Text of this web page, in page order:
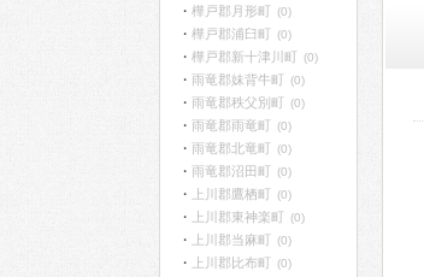
樺戸郡月形町 (0)
樺戸郡浦臼町 (0)
樺戸郡新十津川町 (0)
雨竜郡妹背牛町 (0)
雨竜郡秩父別町 (0)
雨竜郡雨竜町 (0)
雨竜郡北竜町 (0)
雨竜郡沼田町 (0)
上川郡鷹栖町 (0)
上川郡東神楽町 (0)
上川郡当麻町 (0)
上川郡比布町 (0)